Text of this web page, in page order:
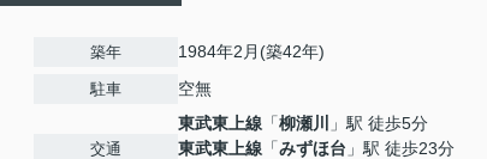
築年 1984年2月(築42年)
駐車 空無
交通
東武東上線 「柳瀬川
」駅 徒歩5分
東武東上線 「みずほ台 」駅 徒歩23分